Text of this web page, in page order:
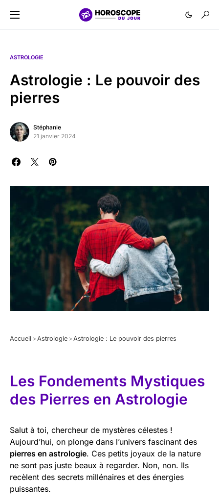
ASTROLOGIE
Astrologie : Le pouvoir des
pierres
Stéphanie
21 janvier 2024
Accueil >Astrologie >Astrologie : Le pouvoir des pierres
Les Fondements Mystiques
des Pierres en Astrologie
Salut à toi, chercheur de mystères célestes !
Aujourd’hui, on plonge dans l’univers fascinant des
pierres en astrologie. Ces petits joyaux de la nature
ne sont pas juste beaux à regarder. Non, non. Ils
recèlent des secrets millénaires et des énergies
puissantes.